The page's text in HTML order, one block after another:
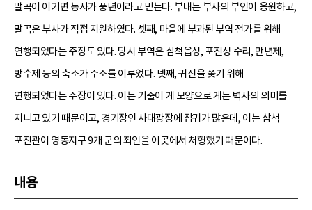
말곡이 이기면 농사가 풍년이라고 믿는다. 부내는 부사의 부인이 응원하고,
말곡은 부사가 직접 지원하였다. 셋째, 마을에 부과된 부역 전가를 위해
연행되었다는 주장도 있다. 당시 부역은 삼척읍성, 포진성 수리, 만년제,
방수제 등의 축조가 주조를 이루었다. 넷째, 귀신을 쫒기 위해
연행되었다는 주장이 있다. 이는 기줄이 게 모양으로 게는 벽사의 의미를
지니고 있기 때문이고, 경기장인 사대광장에 잡귀가 많은데, 이는 삼척
포진관이 영동지구 9개 군의 죄인을 이곳에서 처형했기 때문이다.
내용